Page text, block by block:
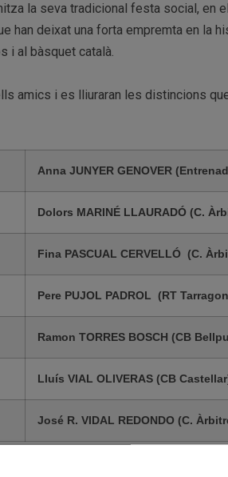
la seva tradicional festa social, en
han deixat una forta empremta en la
i al bàsquet català.
amics i es lliuraran les distincions
Anna JUNYER GENOVER
Dolors MARINÉ LLAURADÓ (C.
Fina PASCUAL CERVELLÓ (C.
Pere PUJOL PADROL (RT
Ramon TORRES BOSCH (CB
Lluís VIAL OLIVERAS (CB
José R. VIDAL REDONDO (C.